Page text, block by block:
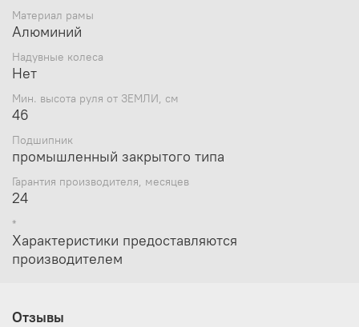
Материал рамы
Алюминий
Надувные колеса
Нет
Мин. высота руля от ЗЕМЛИ, см
46
Подшипник
промышленный закрытого типа
Гарантия производителя, месяцев
24
*
Характеристики предоставляются
производителем
Отзывы